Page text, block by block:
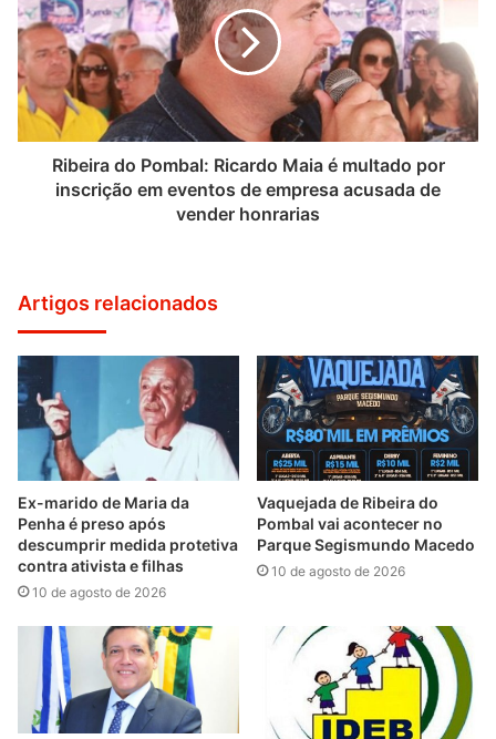
Ribeira do Pombal: Ricardo Maia é multado por
inscrição em eventos de empresa acusada de
vender honrarias
Artigos relacionados
Ex-marido de Maria da
Penha é preso após
descumprir medida protetiva
contra ativista e filhas
10 de agosto de 2026
Vaquejada de Ribeira do
Pombal vai acontecer no
Parque Segismundo Macedo
10 de agosto de 2026